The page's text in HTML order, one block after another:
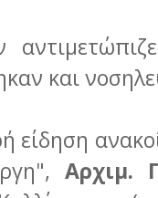
και
είδηση
Αρχιμ.